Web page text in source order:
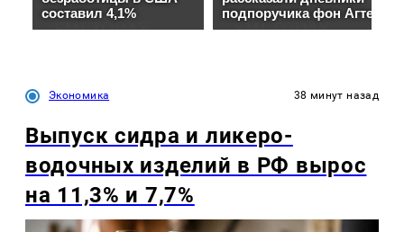
Экономика 38 минут назад
Выпуск сидра и ликеро-
водочных изделий в РФ вырос
на 11,3% и 7,7%